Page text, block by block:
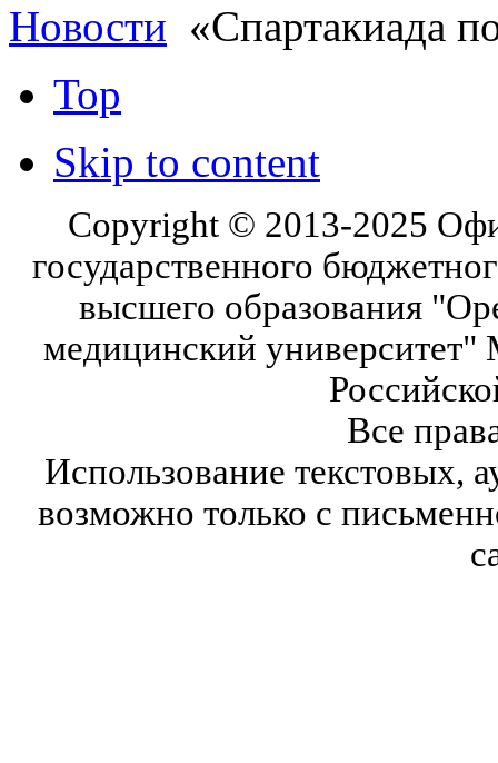
Новости «Спартакиада
Top
Skip to content
Copyright © 2013-2025
государственного
высшего образования
медицинский университет"
Все
Использование текстовых,
возможно только с